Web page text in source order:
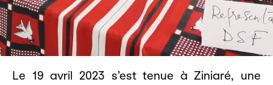
Le 19 avril 2023 s’est tenue à Ziniaré, une